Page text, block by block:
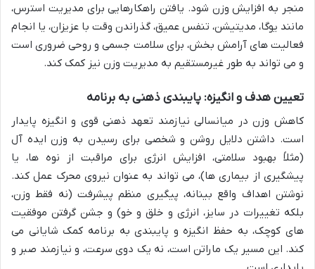
منجر به افزایش وزن شود. یافتن راهکارهایی برای مدیریت استرس،
مانند یوگا، مدیتیشن، تنفس عمیق، گذراندن وقت با عزیزان، یا انجام
فعالیت های آرامش بخش، برای سلامت جسمی و روحی ضروری است
و می تواند به طور غیرمستقیم به مدیریت وزن نیز کمک کند.
تعیین هدف و انگیزه: پایبندی ذهنی به برنامه
کاهش وزن در میانسالی نیازمند تعهد ذهنی قوی و انگیزه پایدار
است. داشتن دلایل روشن و شخصی برای رسیدن به وزن ایده آل
(مثلاً بهبود سلامتی، افزایش انرژی برای مراقبت از نوه ها، یا
پیشگیری از بیماری ها)، می تواند به عنوان نیروی محرک عمل کند.
نوشتن اهداف واقع بینانه، پیگیری منظم پیشرفت (نه فقط وزن،
بلکه تغییرات در سایز، انرژی و خلق و خو) و جشن گرفتن موفقیت
های کوچک، به حفظ انگیزه و پایبندی به برنامه کمک شایانی می
کند. این مسیر یک ماراتن است، نه یک دوی سرعت، و نیازمند صبر و